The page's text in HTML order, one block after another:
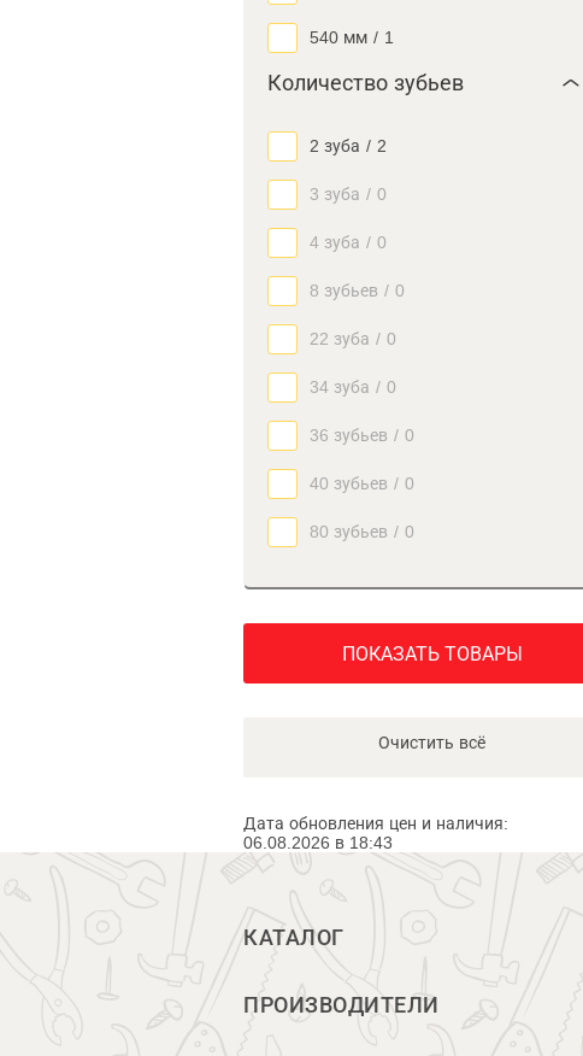
540 мм / 1
Количество зубьев
2 зуба / 2
3 зуба / 0
4 зуба / 0
8 зубьев / 0
22 зуба / 0
34 зуба / 0
36 зубьев / 0
40 зубьев / 0
80 зубьев / 0
ПОКАЗАТЬ ТОВАРЫ
Очистить всё
Дата обновления цен и наличия:
06.08.2026 в 18:43
КАТАЛОГ
ПРОИЗВОДИТЕЛИ